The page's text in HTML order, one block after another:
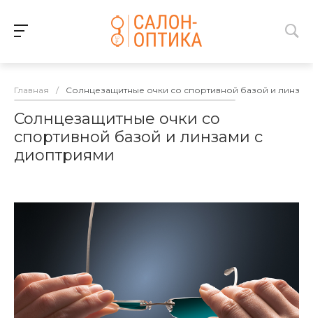
Главная / Солнцезащитные очки со спортивной базой и
Солнцезащитные очки со
спортивной базой и линзами с
диоптриями